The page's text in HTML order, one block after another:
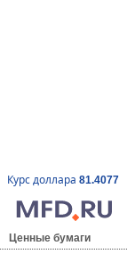
Курс доллара 81.4077
Ценные бумаги